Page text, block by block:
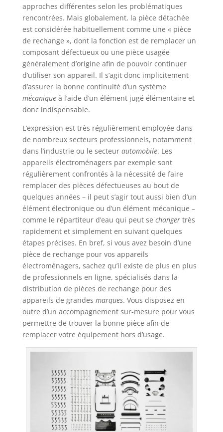
approches différentes selon les problématiques
rencontrées. Mais globalement, la pièce détachée
est considérée habituellement comme une « pièce
de rechange », dont la fonction est de remplacer un
composant défectueux ou une pièce usagée
généralement d’origine afin de pouvoir continuer
d’utiliser son appareil. Il s’agit donc implicitement
d’assurer la bonne continuité d’un système
mécaniqueà l’aide d’un élément jugé élémentaire et
donc indispensable.
L’expression est très régulièrement employée dans
de nombreux secteurs professionnels, notamment
dans l’industrie ou le secteur automobile. Les
appareils électroménagers par exemple sont
régulièrement confrontés à la nécessité de faire
remplacer des pièces défectueuses au bout de
quelques années – il peut s’agir tout aussi bien d’un
élément électronique ou d’un élément mécanique –
comme le répartiteur d’eau qui peut se changertrès
rapidement et simplement en suivant quelques
étapes précises. En bref, si vous avez besoin d’une
pièce de rechange pour vos appareils
électroménagers, sachez qu’il existe de plus en plus
de professionnels en ligne, spécialisés dans la
distribution de pièces de rechange pour des
appareils de grandes marques. Vous disposez en
outre d’un accompagnement sur-mesure pour vous
permettre de trouver la bonne pièce afin de
remplacer votre équipement hors d’usage.